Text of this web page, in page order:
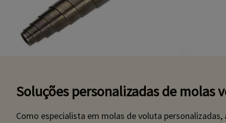
Soluções personalizadas de molas
Como especialista em molas de voluta personalizadas,